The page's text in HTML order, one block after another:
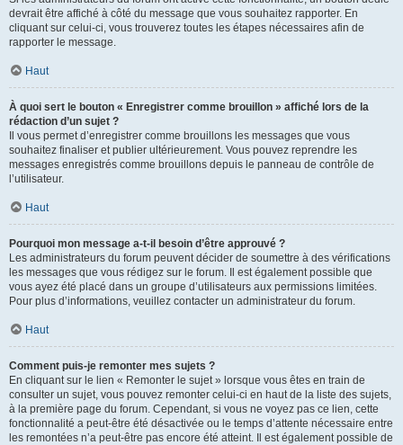
devrait être affiché à côté du message que vous souhaitez rapporter. En
cliquant sur celui-ci, vous trouverez toutes les étapes nécessaires afin de
rapporter le message.
Haut
À quoi sert le bouton « Enregistrer comme brouillon » affiché lors de la
rédaction d’un sujet ?
Il vous permet d’enregistrer comme brouillons les messages que vous
souhaitez finaliser et publier ultérieurement. Vous pouvez reprendre les
messages enregistrés comme brouillons depuis le panneau de contrôle de
l’utilisateur.
Haut
Pourquoi mon message a-t-il besoin d’être approuvé ?
Les administrateurs du forum peuvent décider de soumettre à des vérifications
les messages que vous rédigez sur le forum. Il est également possible que
vous ayez été placé dans un groupe d’utilisateurs aux permissions limitées.
Pour plus d’informations, veuillez contacter un administrateur du forum.
Haut
Comment puis-je remonter mes sujets ?
En cliquant sur le lien « Remonter le sujet » lorsque vous êtes en train de
consulter un sujet, vous pouvez remonter celui-ci en haut de la liste des sujets,
à la première page du forum. Cependant, si vous ne voyez pas ce lien, cette
fonctionnalité a peut-être été désactivée ou le temps d’attente nécessaire entre
les remontées n’a peut-être pas encore été atteint. Il est également possible de